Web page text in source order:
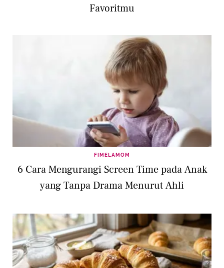
Favoritmu
FIMELAMOM
6 Cara Mengurangi Screen Time pada Anak
yang Tanpa Drama Menurut Ahli